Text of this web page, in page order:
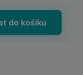
do košíku